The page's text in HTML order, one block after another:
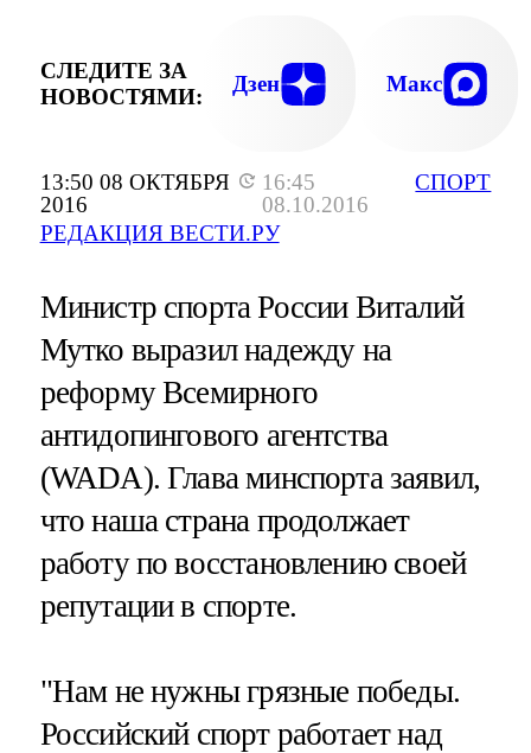
13:50 08 ОКТЯБРЯ
2016
16:45
08.10.2016
РЕДАКЦИЯ ВЕСТИ.РУ
СПОРТ
СЛЕДИТЕ ЗА
НОВОСТЯМИ:
Дзен Макс
Министр спорта России Виталий
Мутко выразил надежду на
реформу Всемирного
антидопингового агентства
(WADA). Глава минспорта заявил,
что наша страна продолжает
работу по восстановлению своей
репутации в спорте.
"Нам не нужны грязные победы.
Российский спорт работает над